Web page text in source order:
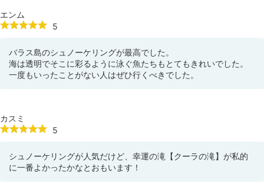
エンム
5
バラス島のシュノーケリングが最高でした。
海は透明でそこに彩るように泳ぐ魚たちもとてもきれいでした。
一度もいったことがない人はぜひ行くべきでした。
カスミ
5
シュノーケリングが人気だけど、幸運の滝【クーラの滝】が私的
に一番よかったかなとおもいます！